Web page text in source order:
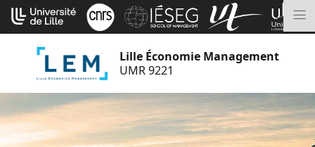
Aller
au
contenu
Lille Économie Management
UMR 9221
Cookies management panel